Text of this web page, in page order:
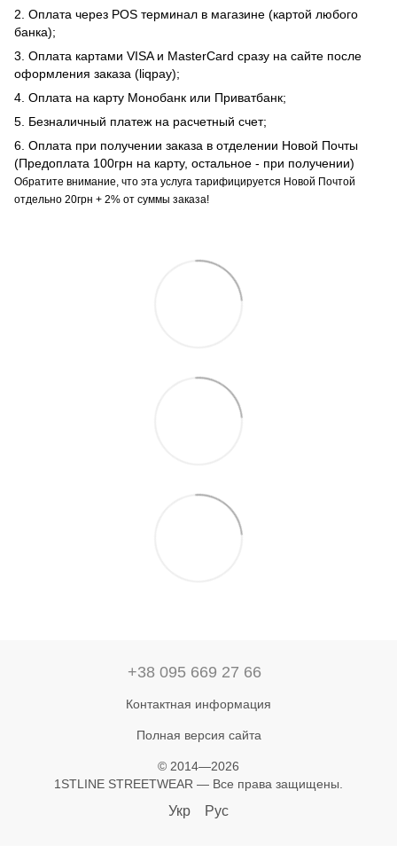
2. Оплата через POS терминал в магазине (картой любого
банка);
3. Оплата картами VISA и MasterCard сразу на сайте после
оформления заказа (liqpay);
4. Оплата на карту Монобанк или Приватбанк;
5. Безналичный платеж на расчетный счет;
6. Оплата при получении заказа в отделении Новой Почты
(Предоплата 100грн на карту, остальное - при получении)
Обратите внимание, что эта услуга тарифицируется Новой Почтой
отдельно 20грн + 2% от суммы заказа!
+38 095 669 27 66
Контактная информация
Полная версия сайта
© 2014—2026
1STLINE STREETWEAR — Все права защищены.
Укр Рус